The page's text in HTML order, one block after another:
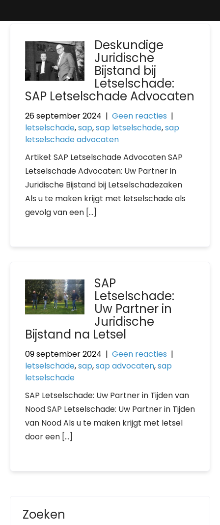
Deskundige
Juridische
Bijstand bij
Letselschade:
SAP Letselschade Advocaten
26 september 2024 | Geen reacties |
letselschade,sap,sap letselschade,sap
letselschade advocaten
Artikel: SAP Letselschade Advocaten SAP
Letselschade Advocaten: Uw Partner in
Juridische Bijstand bij Letselschadezaken
Als u te maken krijgt met letselschade als
gevolg van een […]
SAP
Letselschade:
Uw Partner in
Juridische
Bijstand na Letsel
09 september 2024 | Geen reacties |
letselschade,sap,sap advocaten,sap
letselschade
SAP Letselschade: Uw Partner in Tijden van
Nood SAP Letselschade: Uw Partner in Tijden
van Nood Als u te maken krijgt met letsel
door een […]
Zoeken